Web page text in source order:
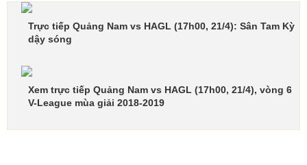
Trực tiếp Quảng Nam vs HAGL (17h00, 21/4): Sân Tam Kỳ
dậy sóng
Xem trực tiếp Quảng Nam vs HAGL (17h00, 21/4), vòng 6
V-League mùa giải 2018-2019